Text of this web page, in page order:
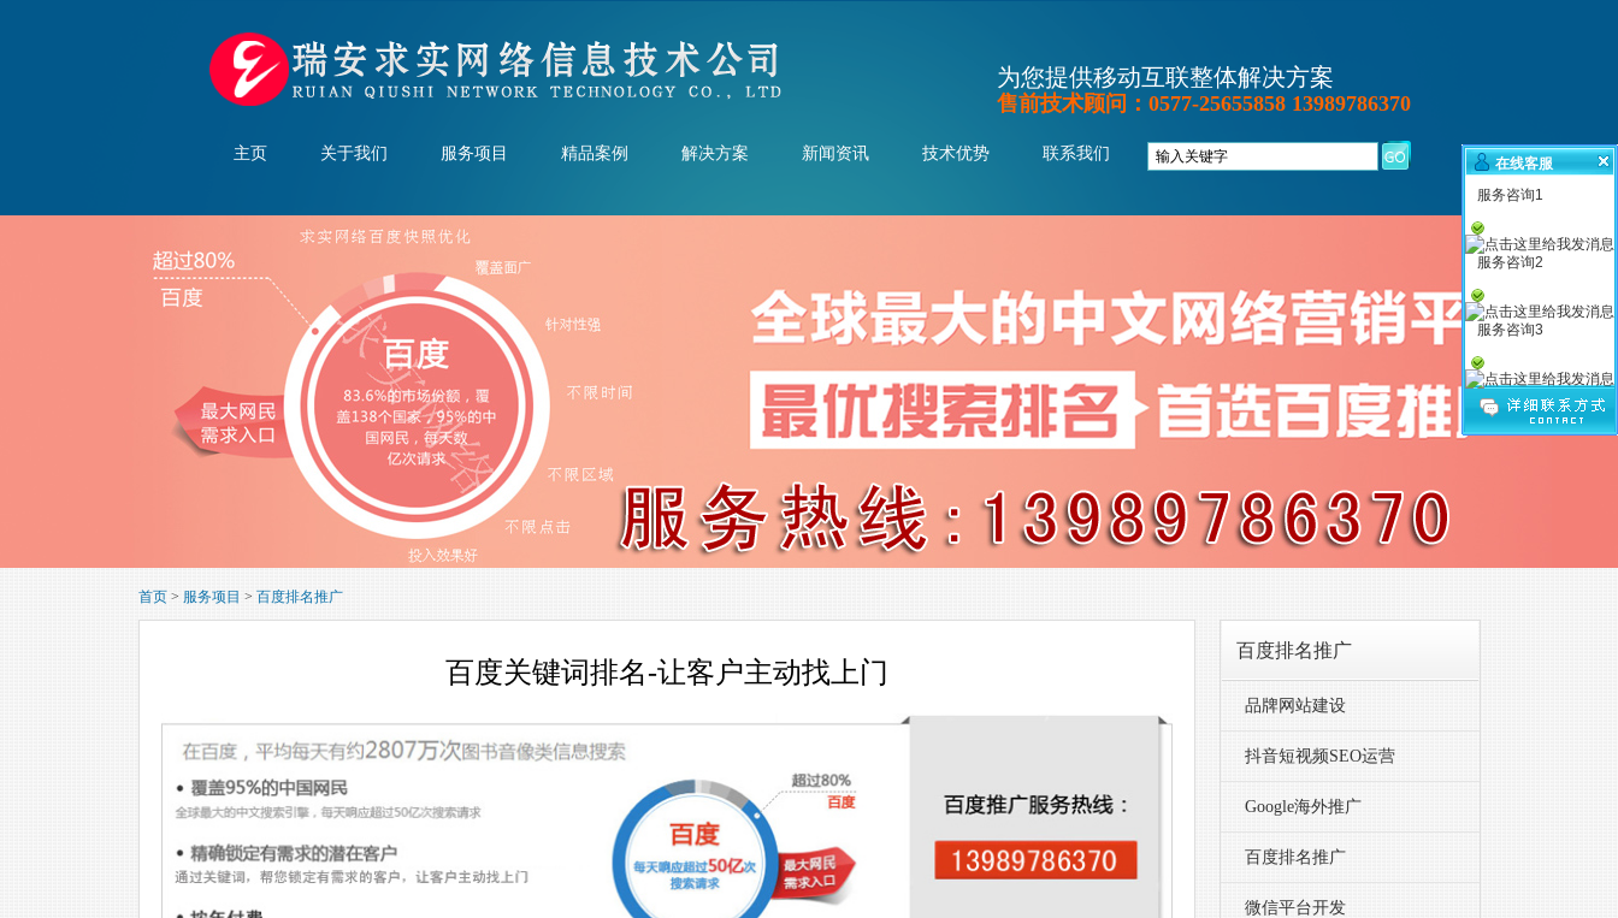
为您提供移动互联整体解决方案
售前技术顾问：0577-25655858 13989786370
主页 关于我们 服务项目 精品案例 解决方案 新闻资讯 技术优势 联系我们
首页> 服务项目 > 百度排名推广
百度关键词排名-让客户主动找上门
百度排名推广
品牌网站建设
抖音短视频SEO运营
Google海外推广
百度排名推广
微信平台开发
在线客服
服务咨询1
服务咨询2
服务咨询3